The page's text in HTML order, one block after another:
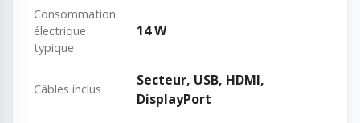
Consommation
électrique
typique
14 W
Câbles inclus
Secteur, USB, HDMI,
DisplayPort